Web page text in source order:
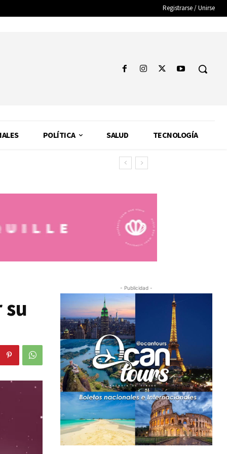
Registrarse / Unirse
POLÍTICA SALUD TECNOLOGÍA
- Publicidad -